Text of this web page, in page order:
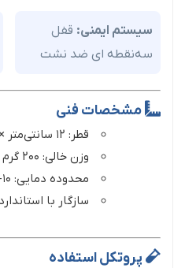
سیستم ایمنی:قفل
سه‌نقطه ای ضد نشت
مشخصات فنی
قطر: ۱۲ سانتی‌متر × ارتفاع: ۲۰ سانتی‌متر
وزن خالی: ۲۰۰ گرم ± ۵ گرم
محدوده دمایی: ۱۰- تا ۵۰+ درجه سانتی‌گراد
سازگار با استاندارد ISO 5362:2018
پروتکل استفاده